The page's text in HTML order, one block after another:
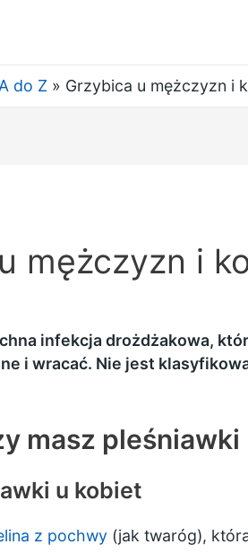
do Z Grzybica u mężczyzn i
mężczyzn i
infekcja drożdżakowa,
i wracać. Nie jest
masz pleśniawki
u kobiet
z pochwy (jak twaróg),